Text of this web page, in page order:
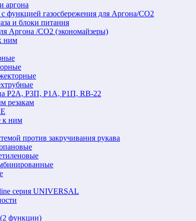
аргона
c функцией газосбережения для Аргона/СО2
и блоки питания
Аргона /СО2 (экономайзеры)
ним
Р2А, Р3П, Р1А, Р1П, RB-22
резакам
к ним
против закручивания рукава
серия UNIVERSAL
функции)